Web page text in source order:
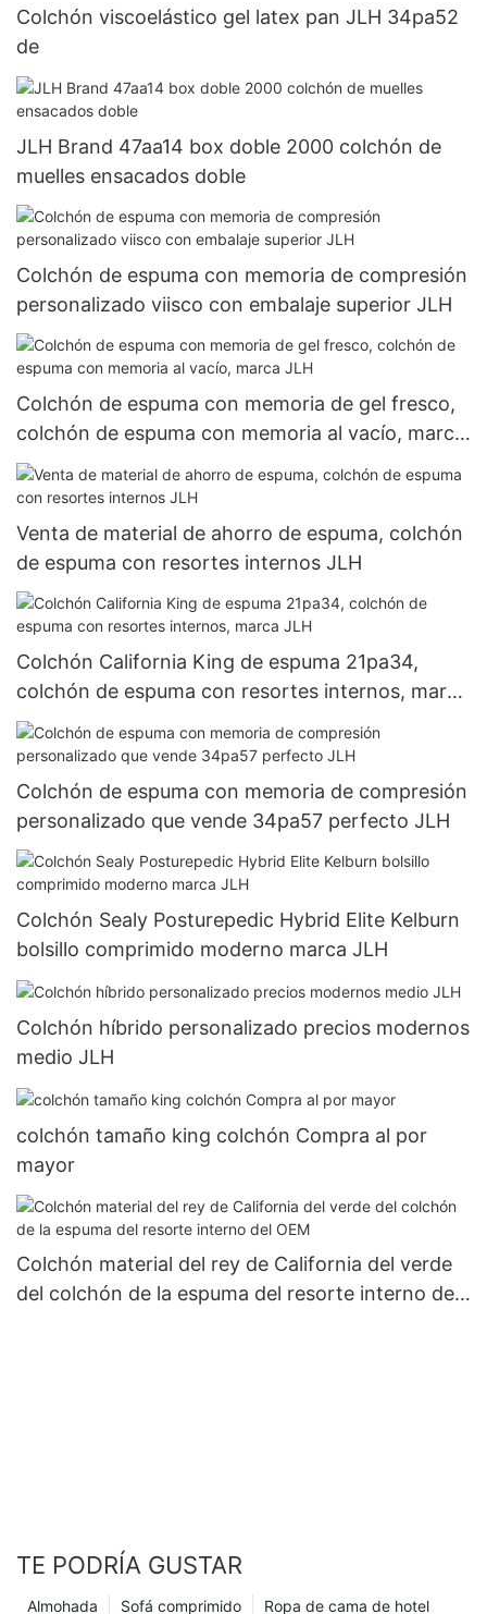
Colchón viscoelástico gel latex pan JLH 34pa52
de
JLH Brand 47aa14 box doble 2000 colchón de
muelles ensacados doble
Colchón de espuma con memoria de compresión
personalizado viisco con embalaje superior JLH
Colchón de espuma con memoria de gel fresco,
colchón de espuma con memoria al vacío, marca
JLH
Venta de material de ahorro de espuma, colchón
de espuma con resortes internos JLH
Colchón California King de espuma 21pa34,
colchón de espuma con resortes internos, marca
JLH
Colchón de espuma con memoria de compresión
personalizado que vende 34pa57 perfecto JLH
Colchón Sealy Posturepedic Hybrid Elite Kelburn
bolsillo comprimido moderno marca JLH
Colchón híbrido personalizado precios modernos
medio JLH
colchón tamaño king colchón Compra al por
mayor
Colchón material del rey de California del verde
del colchón de la espuma del resorte interno del
TE PODRÍA GUSTAR
Ropa de cama de hotel
Sofá comprimido
Almohada